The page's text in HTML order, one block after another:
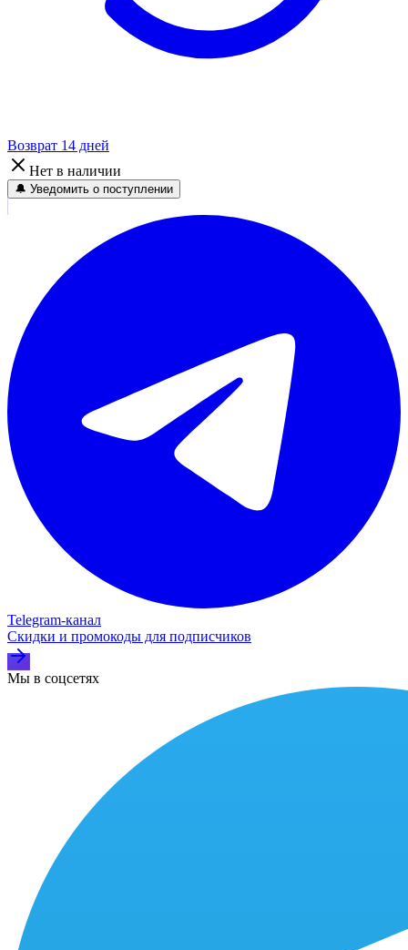
Возврат 14 дней
Нет в наличии
🔔 Уведомить о поступлении
Telegram‑канал
Скидки и промокоды для подписчиков
Мы в соцсетях